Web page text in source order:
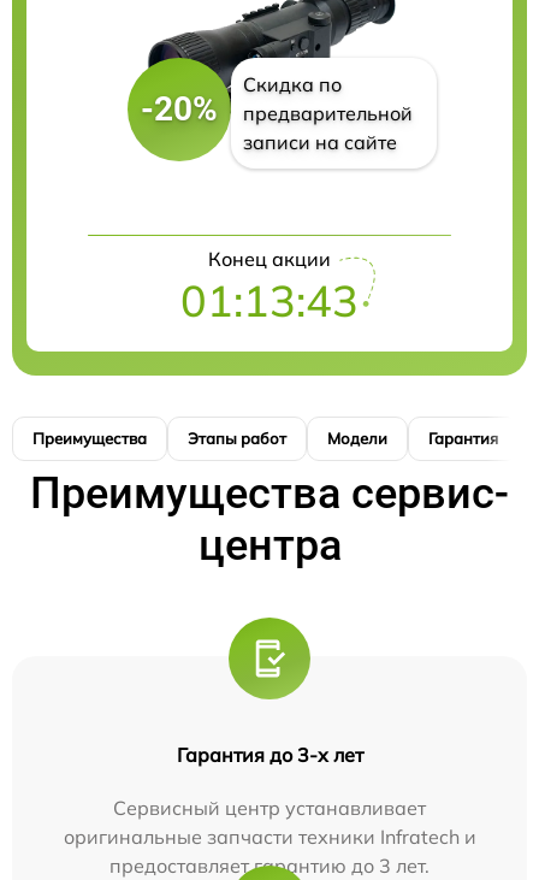
-20%
Скидка по
предварительной
записи на сайте
Конец акции
01:13:42
Преимущества Этапы работ Модели Гарантия
Преимущества сервис-
центра
Гарантия до 3-х лет
Сервисный центр устанавливает
оригинальные запчасти техники Infratech и
предоставляет гарантию до 3 лет.